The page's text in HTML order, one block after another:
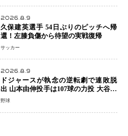
2026.8.9
久保建英選手 54日ぶりのピッチへ帰
還！左膝負傷から待望の実戦復帰
サッカー
2026.8.9
ドジャースが執念の逆転劇で連敗脱
出 山本由伸投手は107球の力投 大谷翔
平選手が延長10回に勝利を呼び込む一
野球